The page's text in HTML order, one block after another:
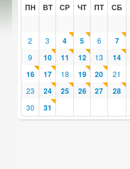
ПН ВТ СР ЧТ ПТ СБ
2 3 4 5 6 7
9 10 11 12 13 14
16 17 18 19 20 21
23
24 25 26 27 28
30 31